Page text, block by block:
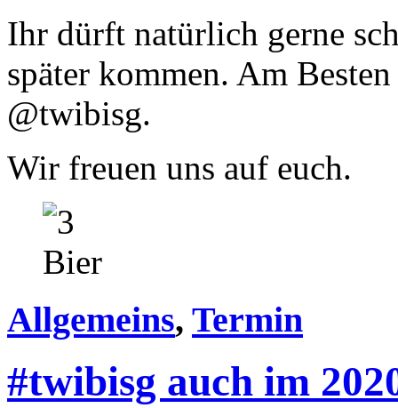
Ihr dürft natürlich gerne
später kommen. Am
@twibisg.
Wir freuen uns auf euch.
Allgemeins, Termin
#twibisg auch im